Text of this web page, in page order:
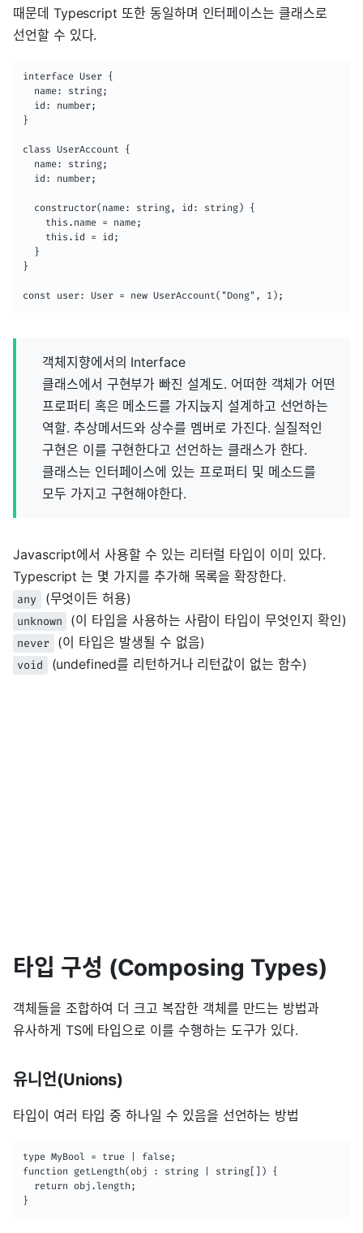
때문데 Typescript 또한 동일하며 인터페이스는 클래스로
선언할 수 있다.
interface User {
  name: string;
  id: number;
}
class UserAccount {
  name: string;
  id: number;
  constructor(name: string, id: string) {
    this.name = name;
    this.id = id;
  }
}
const user: User = new UserAccount("Dong", 1);
객체지향에서의 Interface
클래스에서 구현부가 빠진 설계도. 어떠한 객체가 어떤
프로퍼티 혹은 메소드를 가지늕지 설계하고 선언하는
역할. 추상메서드와 상수를 멤버로 가진다. 실질적인
구현은 이를 구현한다고 선언하는 클래스가 한다.
클래스는 인터페이스에 있는 프로퍼티 및 메소드를
모두 가지고 구현해야한다.
Javascript에서 사용할 수 있는 리터럴 타입이 이미 있다.
Typescript 는 몇 가지를 추가해 목록을 확장한다.
any (무엇이든 허용)
unknown (이 타입을 사용하는 사람이 타입이 무엇인지 확인)
never (이 타입은 발생될 수 없음)
void (undefined를 리턴하거나 리턴값이 없는 함수)
타입 구성 (Composing Types)
객체들을 조합하여 더 크고 복잡한 객체를 만드는 방법과
유사하게 TS에 타입으로 이를 수행하는 도구가 있다.
유니언(Unions)
타입이 여러 타입 중 하나일 수 있음을 선언하는 방법
type MyBool = true | false;
function getLength(obj : string | string[]) {
  return obj.length;
}